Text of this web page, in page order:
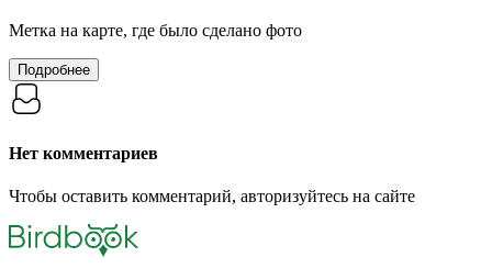
Метка на карте, где было сделано фото
Подробнее
Нет комментариев
Чтобы оставить комментарий, авторизуйтесь на сайте